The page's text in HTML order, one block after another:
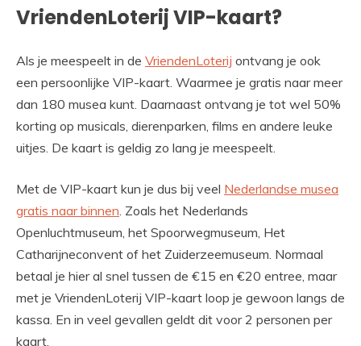
VriendenLoterij VIP-kaart?
Als je meespeelt in de VriendenLoterij ontvang je ook
een persoonlijke VIP-kaart. Waarmee je gratis naar meer
dan 180 musea kunt. Daarnaast ontvang je tot wel 50%
korting op musicals, dierenparken, films en andere leuke
uitjes. De kaart is geldig zo lang je meespeelt.
Met de VIP-kaart kun je dus bij veel Nederlandse musea
gratis naar binnen. Zoals het Nederlands
Openluchtmuseum, het Spoorwegmuseum, Het
Catharijneconvent of het Zuiderzeemuseum. Normaal
betaal je hier al snel tussen de €15 en €20 entree, maar
met je VriendenLoterij VIP-kaart loop je gewoon langs de
kassa. En in veel gevallen geldt dit voor 2 personen per
kaart.